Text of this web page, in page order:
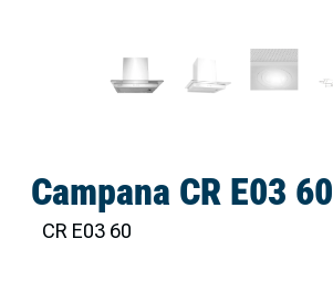
Campana CR E03 60
CR E03 60